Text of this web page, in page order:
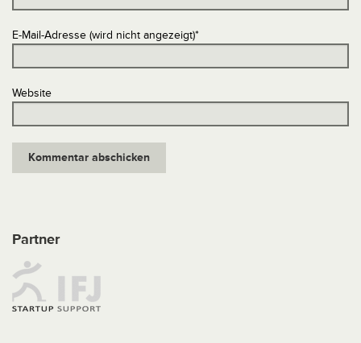
E-Mail-Adresse (wird nicht angezeigt)*
Website
Partner